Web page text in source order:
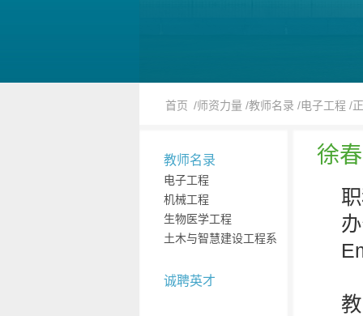
首页 /师资力量 /教师名录 /电子工程 /
教师名录
电子工程
机械工程
生物医学工程
土木与智慧建设工程系
诚聘英才
徐